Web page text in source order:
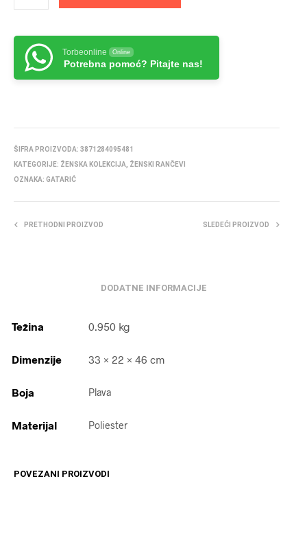
Torbeonline Online
Potrebna pomoć? Pitajte nas!
ŠIFRA PROIZVODA: 3871284095481
KATEGORIJE: ŽENSKA KOLEKCIJA
ŽENSKI RANČEVI
OZNAKA: GATARIĆ
PRETHODNI PROIZVOD SLEDEĆI PROIZVOD
DODATNE INFORMACIJE
Težina 0.950 kg
Dimenzije 33 × 22 × 46 cm
Boja Plava
Materijal Poliester
POVEZANI PROIZVODI